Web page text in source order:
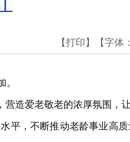
【打印】 【字体：
。
造爱老敬老的浓厚氛围，
平，不断推动老龄事业高